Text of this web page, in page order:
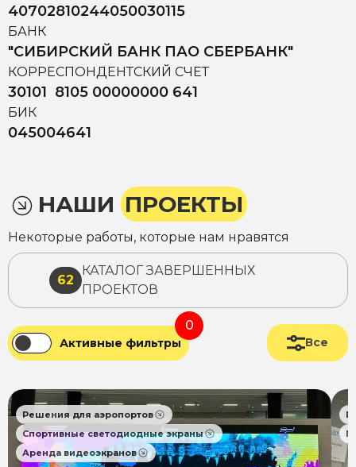
40702810244050030115
БАНК
"СИБИРСКИЙ БАНК ПАО СБЕРБАНК"
КОРРЕСПОНДЕНТСКИЙ СЧЕТ
30101 8105 00000000 641
БИК
045004641
НАШИ ПРОЕКТЫ
Некоторые работы, которые нам нравятся
62
КАТАЛОГ ЗАВЕРШЕННЫХ
ПРОЕКТОВ
Активные фильтры
0
Все
Решения для аэропортов
Спортивные светодиодные экраны
Аренда видеоэкранов